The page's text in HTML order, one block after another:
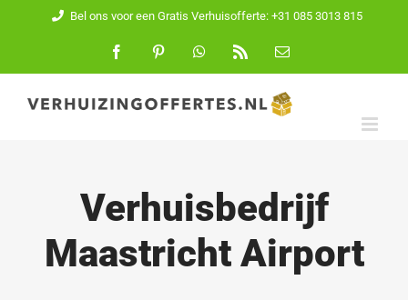
inhoud
Bel ons voor een Gratis Verhuisofferte: +31 085 3013 815
FacebookPinterest WhatsApp
E-
Verhuisbedrijf
Maastricht Airport